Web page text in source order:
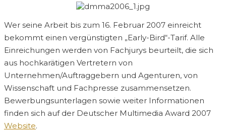
Wer seine Arbeit bis zum 16. Februar 2007 einreicht
bekommt einen vergünstigten „Early-Bird“-Tarif. Alle
Einreichungen werden von Fachjurys beurteilt, die sich
aus hochkarätigen Vertretern von
Unternehmen/Auftraggebern und Agenturen, von
Wissenschaft und Fachpresse zusammensetzen.
Bewerbungsunterlagen sowie weiter Informationen
finden sich auf der Deutscher Multimedia Award 2007
Website.